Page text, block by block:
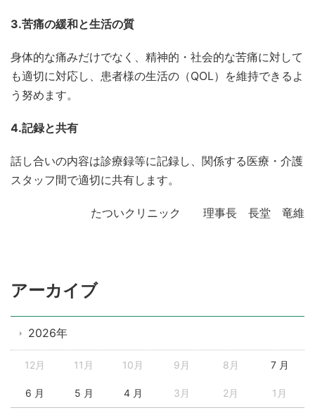
3.苦痛の緩和と生活の質
身体的な痛みだけでなく、精神的・社会的な苦痛に対して
も適切に対応し、患者様の生活の（QOL）を維持できるよ
う努めます。
4.記録と共有
話し合いの内容は診療録等に記録し、関係する医療・介護
スタッフ間で適切に共有します。
たついクリニック 理事長 長堂 竜維
アーカイブ
2026年
12月 11月 10月 9月 8月 7 月
6 月 5 月 4 月 3月 2月 1月